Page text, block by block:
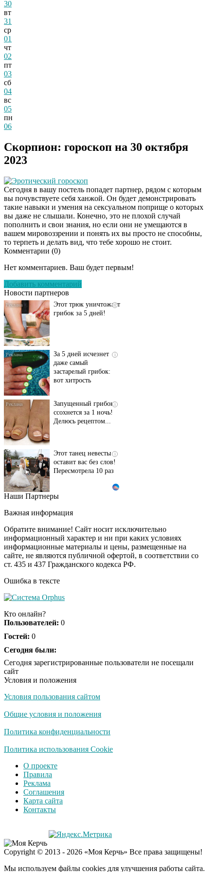
30
вт
31
ср
01
чт
02
пт
03
сб
04
вс
05
пн
06
Скорпион: гороскоп на 30 октября
2023
Эротический гороскоп
Сегодня в вашу постель попадет партнер, рядом с которым
вы почувствуете себя ханжой. Он будет демонстрировать
такие навыки и умения на сексуальном поприще о которых
вы даже не слышали. Конечно, это не плохой случай
пополнить и свои знания, но если они не умещаются в
вашем мировоззрении и понять их вы просто не способны,
то терпеть и делать вид, что тебе хорошо не стоит.
Комментарии (0)
Нет комментариев. Ваш будет первым!
Добавить комментарий
Новости партнеров
Даже самый
исчезнет с корнем,
i
Этот трюк уничтожает
грибок за 5 дней!
i
За 5 дней исчезнет
даже самый
застарелый грибок:
вот хитрость
i
Запущенный грибок
ссохнется за 1 ночь!
Делюсь рецептом...
i
Этот танец невесты
оставит вас без слов!
Пересмотрела 10 раз
Ролик длится пару
шоке от увиденного
i
Ролик из Омска: вы
будете смеяться долго
Ржу не переставая, это
Скрытая камера на
люди вытворяют, когда
Ролик длится
смеяться вы будете
Королева вагона
оставит равнодушным
Забывший о
патриотизме
Плющенко отправляет
Азербайджан
Наши Партнеры
Важная информация
Обратите внимание! Сайт носит исключительно
информационный характер и ни при каких условиях
информационные материалы и цены, размещенные на
сайте, не являются публичной офертой, в соответствии со
ст. 435 и 437 Гражданского кодекса РФ.
Ошибка в тексте
Кто онлайн?
Пользователей: 0
Гостей: 0
Сегодня были:
Сегодня зарегистрированные пользователи не посещали
сайт
Условия и положения
Условия пользования сайтом
Общие условия и положения
Политика конфиденциальности
Политика использования Cookie
О проекте
Правила
Реклама
Соглашения
Карта сайта
Контакты
Copyright © 2013 - 2026 «Моя Керчь» Все права защищены!
Мы используем файлы cookies для улучшения работы сайта.